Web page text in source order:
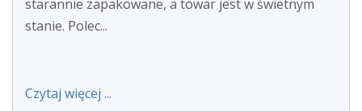
starannie zapakowane, a towar jest w świetnym
stanie. Polec...
Czytaj więcej ...